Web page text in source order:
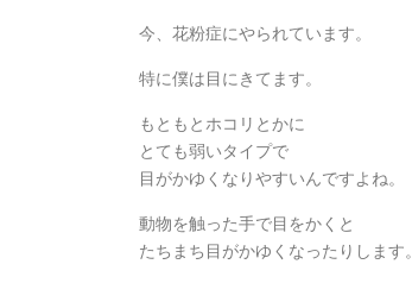
今、花粉症にやられています。
特に僕は目にきてます。
もともとホコリとかに
とても弱いタイプで
目がかゆくなりやすいんですよね。
動物を触った手で目をかくと
たちまち目がかゆくなったりします。